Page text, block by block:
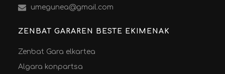
umegunea@gmail.com
ZENBAT GARAREN BESTE EKIMENAK
Zenbat Gara elkartea
Algara konpartsa